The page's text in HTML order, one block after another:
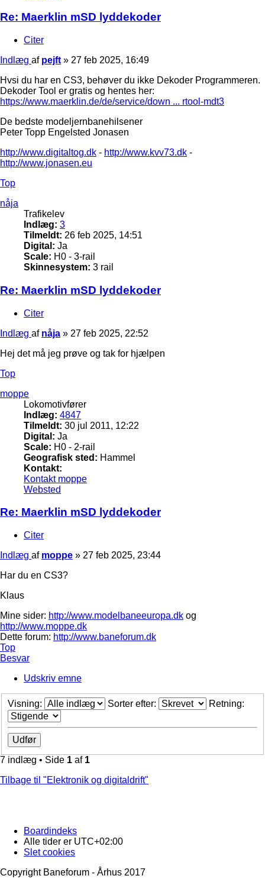
Re: Maerklin mSD lyddekoder
Citer
Indlæg af pejft » 27 feb 2025, 16:49
Hvsi du har en CS3, behøver du ikke Dekoder Programmeren.
Dekoder Tool er gratis og hentes her:
https://www.maerklin.de/de/service/down ... rtool-mdt3
De bedste modeljernbanehilsener
Peter Topp Engelsted Jonasen
http://www.digitaltog.dk - http://www.kvv73.dk -
http://www.jonasen.eu
Top
nåja
Trafikelev
Indlæg: 3
Tilmeldt: 26 feb 2025, 14:51
Digital: Ja
Scale: H0 - 3-rail
Skinnesystem: 3 rail
Re: Maerklin mSD lyddekoder
Citer
Indlæg af nåja » 27 feb 2025, 22:52
Hej det må jeg prøve og tak for hjælpen
Top
moppe
Lokomotivfører
Indlæg: 4847
Tilmeldt: 30 jul 2011, 12:22
Digital: Ja
Scale: H0 - 2-rail
Geografisk sted: Hammel
Kontakt:
Kontakt moppe
Websted
Re: Maerklin mSD lyddekoder
Citer
Indlæg af moppe » 27 feb 2025, 23:44
Har du en CS3?
Klaus
Mine sider: http://www.modelbaneeuropa.dk og
http://www.moppe.dk
Dette forum: http://www.baneforum.dk
Top
Besvar
Udskriv emne
Visning: Sorter efter: Retning:
7 indlæg • Side 1 af 1
Tilbage til "Elektronik og digitaldrift"
Boardindeks
Alle tider er UTC+02:00
Slet cookies
Copyright Baneforum - Århus 2017